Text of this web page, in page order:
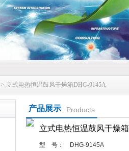
> 立式电热恒温鼓风干燥箱DHG-9145A
产品展示 Products
立式电热恒温鼓风干燥
型 号：
DHG-9145A